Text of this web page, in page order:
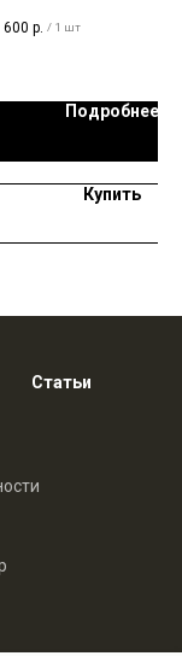
600 р. / 1 шт
Подробнее
Купить
Статьи